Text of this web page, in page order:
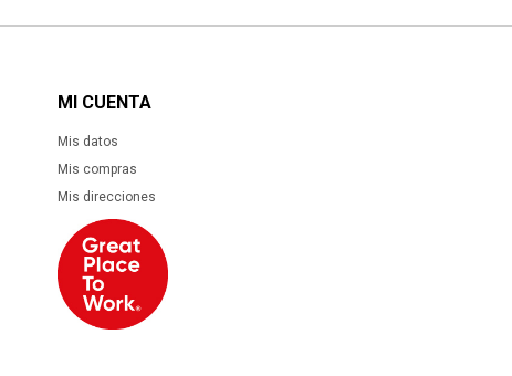
MI CUENTA
Mis datos
Mis compras
Mis direcciones